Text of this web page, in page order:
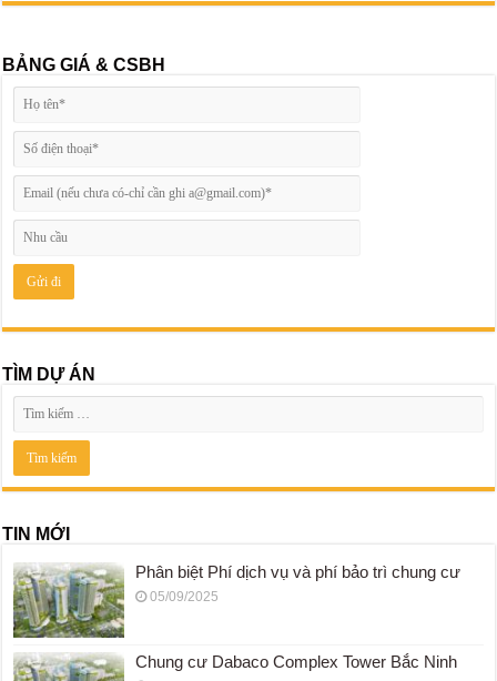
BẢNG GIÁ & CSBH
TÌM DỰ ÁN
TIN MỚI
Phân biệt Phí dịch vụ và phí bảo trì chung cư
05/09/2025
Chung cư Dabaco Complex Tower Bắc Ninh